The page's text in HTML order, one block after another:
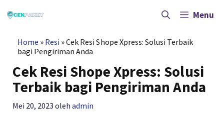
ke
Menu
Home » Resi »Cek Resi Shope Xpress: Solusi Terbaik
bagi Pengiriman Anda
Cek Resi Shope Xpress: Solusi
Terbaik bagi Pengiriman Anda
Mei 20, 2023 olehadmin